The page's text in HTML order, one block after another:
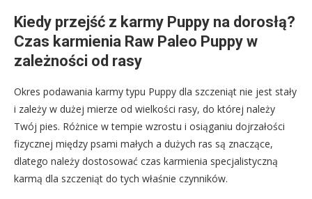
Kiedy przejść z karmy Puppy na dorosłą?
Czas karmienia Raw Paleo Puppy w
zależności od rasy
Okres podawania karmy typu Puppy dla szczeniąt nie jest stały
i zależy w dużej mierze od wielkości rasy, do której należy
Twój pies. Różnice w tempie wzrostu i osiąganiu dojrzałości
fizycznej między psami małych a dużych ras są znaczące,
dlatego należy dostosować czas karmienia specjalistyczną
karmą dla szczeniąt do tych właśnie czynników.